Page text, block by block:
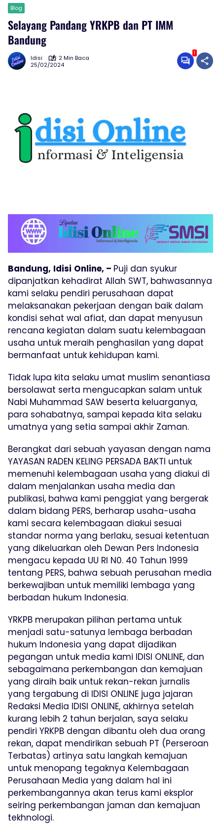
Blog
Selayang Pandang YRKPB dan PT IMM
Bandung
Idisi
2 Min Baca
25/02/2024
1
Bandung, Idisi Online, – Puji dan syukur
dipanjatkan kehadirat Allah SWT, bahwasannya
kami selaku pendiri perusahaan dapat
melaksanakan pekerjaan dengan baik dalam
kondisi sehat wal afiat, dan dapat menyusun
rencana kegiatan dalam suatu kelembagaan
usaha untuk meraih penghasilan yang dapat
bermanfaat untuk kehidupan kami.
Tidak lupa kita selaku umat muslim senantiasa
bersolawat serta mengucapkan salam untuk
Nabi Muhammad SAW beserta keluarganya,
para sohabatnya, sampai kepada kita selaku
umatnya yang setia sampai akhir Zaman.
Berangkat dari sebuah yayasan dengan nama
YAYASAN RADEN KELING PERSADA BAKTI untuk
memenuhi kelembagaan usaha yang diakui di
dalam menjalankan usaha media dan
publikasi, bahwa kami penggiat yang bergerak
dalam bidang PERS, berharap usaha-usaha
kami secara kelembagaan diakui sesuai
standar norma yang berlaku, sesuai ketentuan
yang dikeluarkan oleh Dewan Pers Indonesia
mengacu kepada UU RI N0. 40 Tahun 1999
tentang PERS, bahwa sebuah perusahan media
berkewajiban untuk memiliki lembaga yang
berbadan hukum Indonesia.
YRKPB merupakan pilihan pertama untuk
menjadi satu-satunya lembaga berbadan
hukum Indonesia yang dapat dijadikan
pegangan untuk media kami IDISI ONLINE, dan
sebagaimana perkembangan dan kemajuan
yang diraih baik untuk rekan-rekan jurnalis
yang tergabung di IDISI ONLINE juga jajaran
Redaksi Media IDISI ONLINE, akhirnya setelah
kurang lebih 2 tahun berjalan, saya selaku
pendiri YRKPB dengan dibantu oleh dua orang
rekan, dapat mendirikan sebuah PT (Perseroan
Terbatas) artinya satu langkah kemajuan
untuk menopang tegaknya Kelembagaan
Perusahaan Media yang dalam hal ini
perkembangannya akan terus kami eksplor
seiring perkembangan jaman dan kemajuan
tekhnologi.